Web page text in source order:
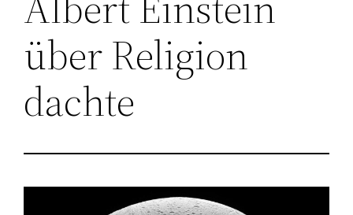
über Religion
dachte